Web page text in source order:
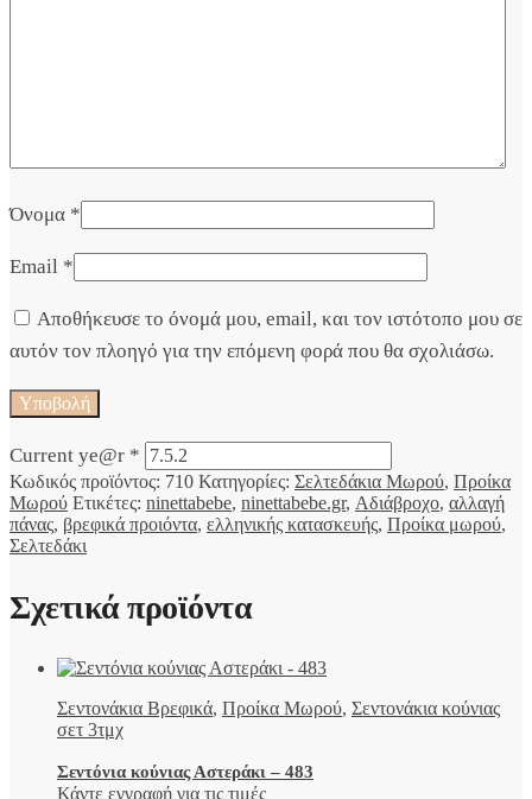
Όνομα *
Email *
Αποθήκευσε το όνομά μου, email, και τον ιστότοπο μου σε
αυτόν τον πλοηγό για την επόμενη φορά που θα σχολιάσω.
Current ye@r *
Κωδικός προϊόντος: 710 Κατηγορίες: Σελτεδάκια Μωρού, Προίκα
Μωρού Ετικέτες: ninettabebe, ninettabebe.gr, Αδιάβροχο, αλλαγή
πάνας, βρεφικά προιόντα, ελληνικής κατασκευής, Προίκα μωρού,
Σελτεδάκι
Σχετικά προϊόντα
Σεντονάκια Βρεφικά, Προίκα Μωρού, Σεντονάκια κούνιας
σετ 3τμχ
Σεντόνια κούνιας Αστεράκι – 483
Κάντε εγγραφή για τις τιμές